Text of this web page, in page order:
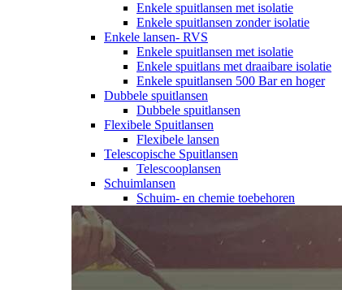
Enkele spuitlansen met isolatie
Enkele spuitlansen zonder isolatie
Enkele lansen- RVS
Enkele spuitlansen met isolatie
Enkele spuitlans met draaibare isolatie
Enkele spuitlansen 500 Bar en hoger
Dubbele spuitlansen
Dubbele spuitlansen
Flexibele Spuitlansen
Flexibele lansen
Telescopische Spuitlansen
Telescooplansen
Schuimlansen
Schuim- en chemie toebehoren